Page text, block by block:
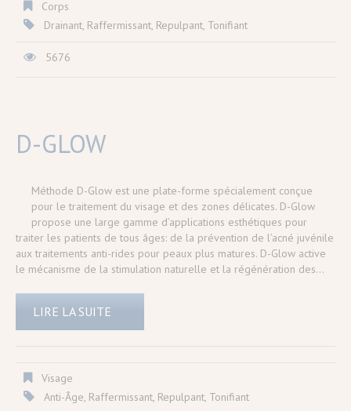
Corps
Drainant Raffermissant Repulpant Tonifiant
5676
D-GLOW
Méthode D-Glow est une plate-forme spécialement conçue
pour le traitement du visage et des zones délicates. D-Glow
propose une large gamme d’applications esthétiques pour
traiter les patients de tous âges: de la prévention de l’acné juvénile
aux traitements anti-rides pour peaux plus matures. D-Glow active
le mécanisme de la stimulation naturelle et la régénération des…
LIRE LA SUITE
Visage
Anti-Âge Raffermissant Repulpant Tonifiant